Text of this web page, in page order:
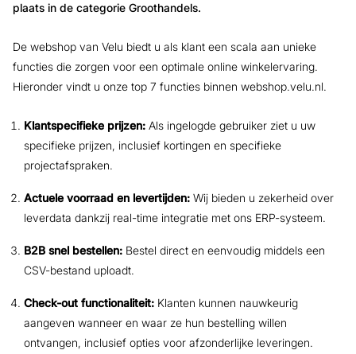
plaats in de categorie Groothandels.
De webshop van Velu biedt u als klant een scala aan unieke
functies die zorgen voor een optimale online winkelervaring.
Hieronder vindt u onze top 7 functies binnen webshop.velu.nl.
Klantspecifieke prijzen: Als ingelogde gebruiker ziet u uw
specifieke prijzen, inclusief kortingen en specifieke
projectafspraken.
Actuele voorraad en levertijden: Wij bieden u zekerheid over
leverdata dankzij real-time integratie met ons ERP-systeem.
B2B snel bestellen: Bestel direct en eenvoudig middels een
CSV-bestand uploadt.
Check-out functionaliteit: Klanten kunnen nauwkeurig
aangeven wanneer en waar ze hun bestelling willen
ontvangen, inclusief opties voor afzonderlijke leveringen.